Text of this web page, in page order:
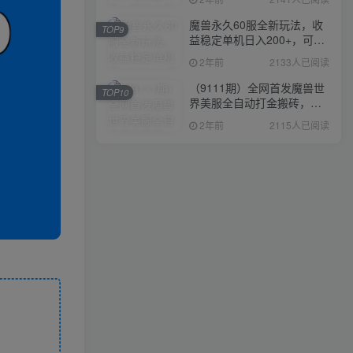
魔兽永久60服全新玩法，收
益稳定单机日入200+，可以
多开矩阵操作。
2年前 2133人已阅读
TOP9
（9111期）全网首发魔兽世
界美服全自动打金搬砖，日
入1000+，简单好操作，保
姆级教学
2年前 2115人已阅读
TOP10